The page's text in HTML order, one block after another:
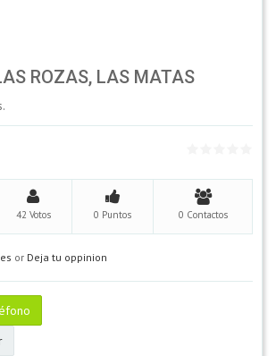
ROZAS, LAS MATAS
42 Votos 0 Puntos 0 Contactos
or Deja tu oppinion